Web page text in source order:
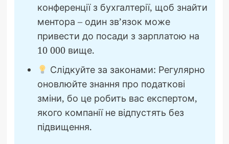
конференції з бухгалтерії, щоб знайти
ментора – один зв’язок може
привести до посади з зарплатою на
10 000 вище.
Слідкуйте за законами: Регулярно
оновлюйте знання про податкові
зміни, бо це робить вас експертом,
якого компанії не відпустять без
підвищення.